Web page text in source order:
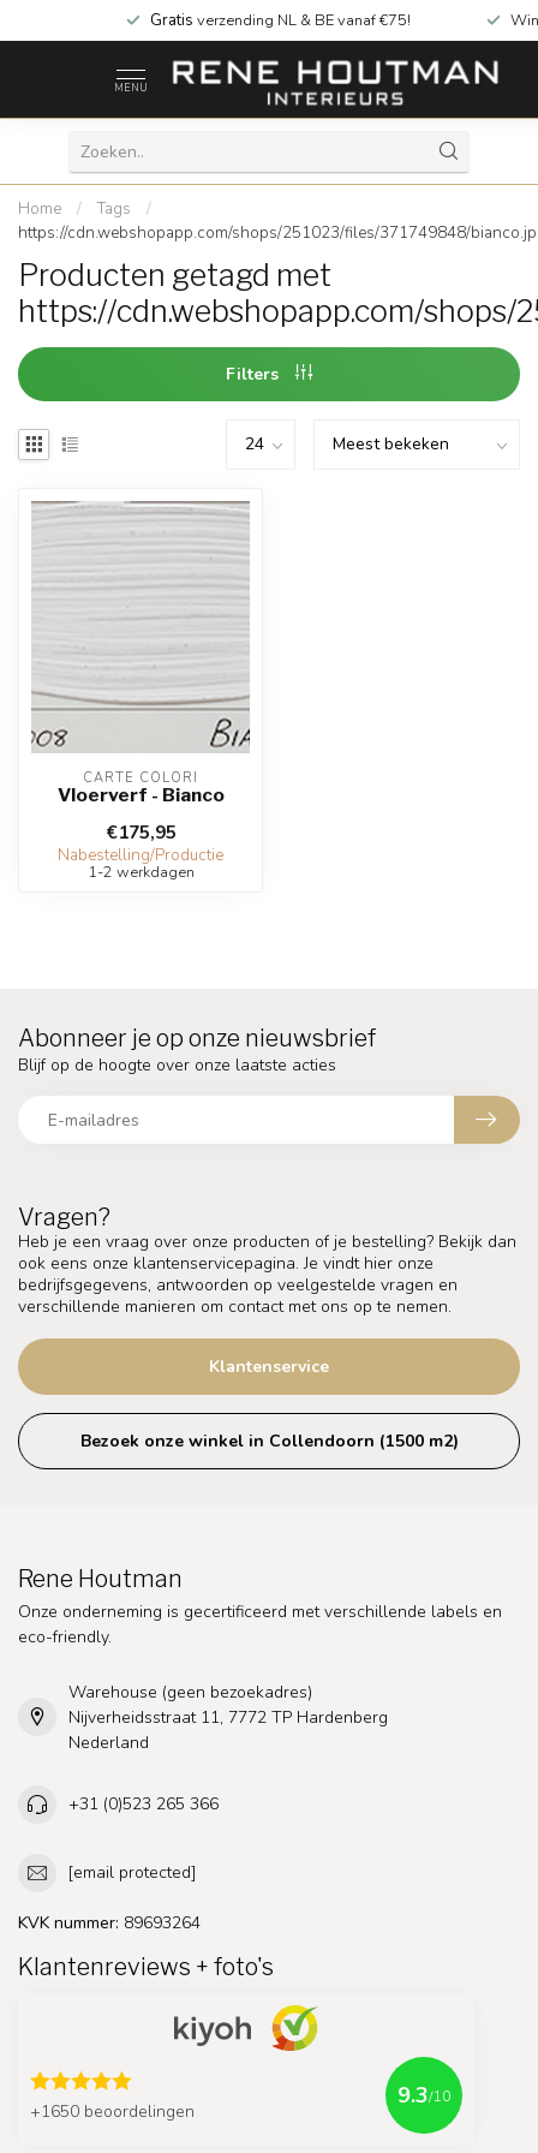
Gratis verzending NL & BE vanaf €75!
MENU
Home / Tags
/
https://cdn.webshopapp.com/shops/251023/files/371749848/
Producten getagd met
https://cdn.webshopapp.com/
Filters
CARTE COLORI
Vloerverf - Bianco
€175,95
Nabestelling/Productie
1-2 werkdagen
Vragen?
Heb je een vraag over onze producten of je bestelling? Bekijk dan
ook eens onze klantenservicepagina. Je vindt hier onze
bedrijfsgegevens, antwoorden op veelgestelde vragen en
verschillende manieren om contact met ons op te nemen.
Klantenservice
Bezoek onze winkel in Collendoorn (1500 m2)
Abonneer je op onze nieuwsbrief
Blijf op de hoogte over onze laatste acties
Rene Houtman
Onze onderneming is gecertificeerd met verschillende labels en
eco-friendly.
Warehouse (geen bezoekadres)
Nijverheidsstraat 11, 7772 TP Hardenberg
Nederland
+31 (0)523 265 366
[email protected]
KVK nummer: 89693264
Klantenreviews + foto's
+1650 beoordelingen
9.3/10